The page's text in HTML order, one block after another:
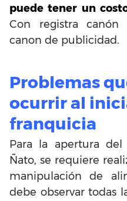
puede tener un
Con registra
canon de publicidad.
Problemas
ocurrir al
franquicia
Para la apertura
Ñato, se requiere
manipulación de
debe observar todas